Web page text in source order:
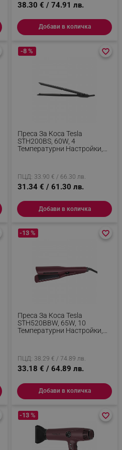
38.30 € / 74.91 лв.
Добави в количка
Преса За Коса Tesla
STH200BS, 60W, 4
Температурни Настройки,
-8 %
ПЦД: 33.90 € / 66.30 лв.
31.34 € / 61.30 лв.
favorite_border
favorite_border
Добави в количка
Преса За Коса Tesla
STH520BBW, 65W, 10
Температурни Настройки,
230C, Бордо
-13 %
ПЦД: 38.29 € / 74.89 лв.
33.18 € / 64.89 лв.
favorite_border
favorite_border
Добави в количка
-13 % favorite_border
favorite_border